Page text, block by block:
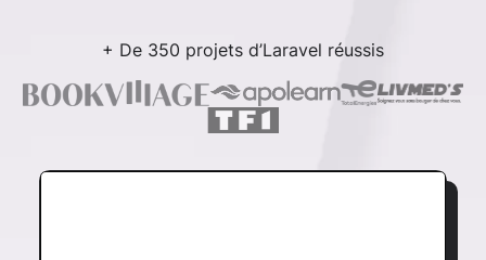
+ De 350 projets d’Laravel réussis